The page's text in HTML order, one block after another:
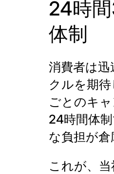
24時
体制
消費者は迅
クルを期
ごとのキ
24時間体
な負担が倉
これが、